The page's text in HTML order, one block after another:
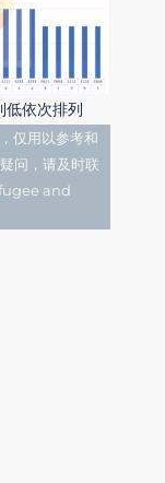
低依次排列
仅用以参考和
问，请及时联
and